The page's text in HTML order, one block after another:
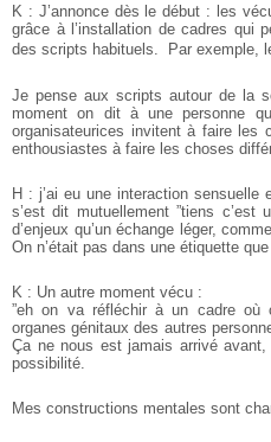
K : J’annonce dès le début : les
grâce à l’installation de cadres qui
des scripts habituels. Par exemple,
Je pense aux scripts autour de la
moment on dit à une personne
organisateurices invitent à faire les
enthousiastes à faire les choses
H : j’ai eu une interaction sensuelle
s’est dit mutuellement ”tiens c’est
d’enjeux qu’un échange léger,
On n’était pas dans une étiquette
K : Un autre moment vécu :
”eh on va réfléchir à un cadre où
organes génitaux des autres
Ça ne nous est jamais arrivé
possibilité.
Mes constructions mentales sont